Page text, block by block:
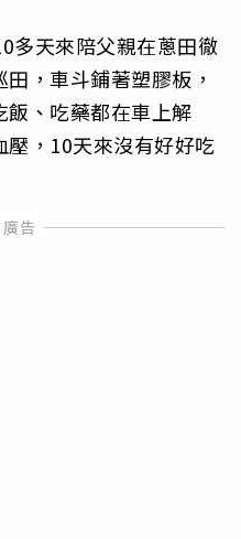
多天來陪父親在蔥田徹
，車斗鋪著塑膠板，
、吃藥都在車上解
，10天來沒有好好吃